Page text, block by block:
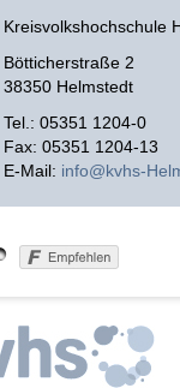
Kreisvolkshochschule
Bötticherstraße 2
38350 Helmstedt
Tel.: 05351 1204-0
Fax: 05351 1204-13
E-Mail: info kvhs-